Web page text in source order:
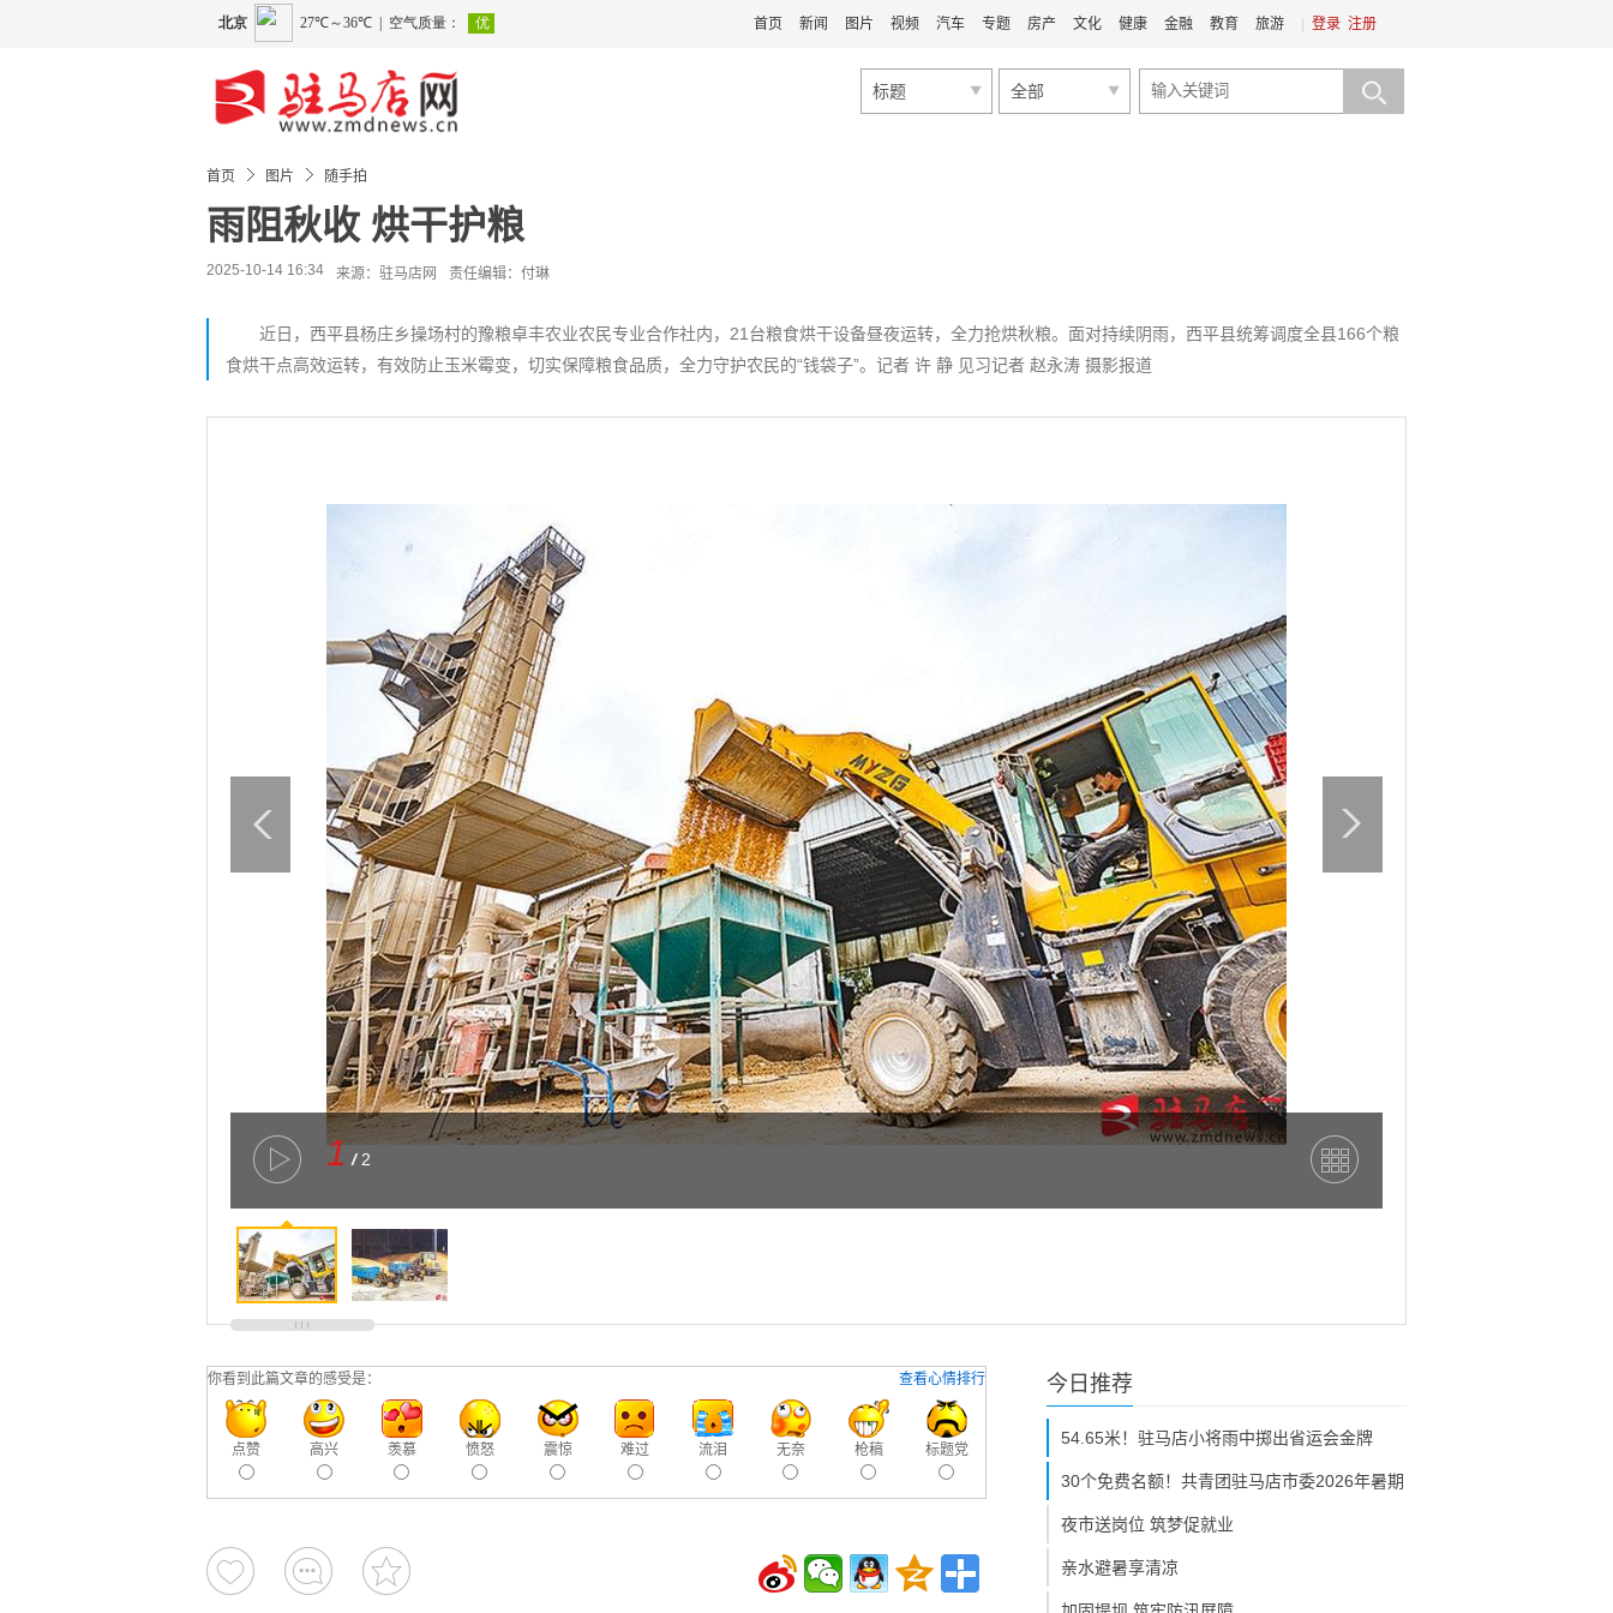
登录 注册
首页 新闻 图片 视频 汽车 专题 房产 文化 健康 金融 教育 旅游
标题 全部
首页 图片 随手拍
雨阻秋收 烘干护粮
2025-10-14 16:34 来源：驻马店网 责任编辑：付琳
近日，西平县杨庄乡操场村的豫粮卓丰农业农民专业合作社内，21台粮食烘干设备昼夜运转，全力抢烘秋粮。面对持续阴雨，西平县统筹调度全县166个粮
食烘干点高效运转，有效防止玉米霉变，切实保障粮食品质，全力守护农民的“钱袋子”。记者 许 静 见习记者 赵永涛 摄影报道
1 / 2
查看心情排行
你看到此篇文章的感受是：
点赞 高兴 羡慕 愤怒 震惊 难过 流泪 无奈 枪稿 标题党
今日推荐
54.65米！驻马店小将雨中掷出省运会金牌
30个免费名额！共青团驻马店市委2026年暑期
夜市送岗位 筑梦促就业
亲水避暑享清凉